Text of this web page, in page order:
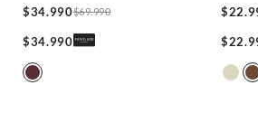
$34.990$69.990
$34.990
$22.
$22.